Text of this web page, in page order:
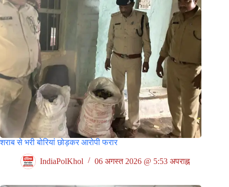
शराब से भरी बोरियां छोड़कर आरोपी फरार
IndiaPolKhol 06 अगस्त 2026 @ 5:53 अपराह्न